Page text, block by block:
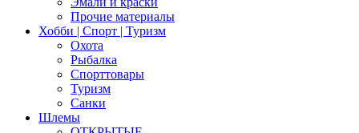
Прочие материалы
Хобби | Cпорт | Туризм
Охота
Рыбалка
Спорттовары
Туризм
Санки
Шлемы